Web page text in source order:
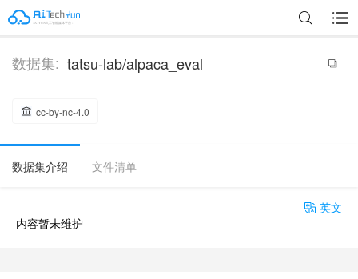
数据集: tatsu-lab/alpaca_eval
cc-by-nc-4.0
数据集介绍 文件清单
英文
内容暂未维护